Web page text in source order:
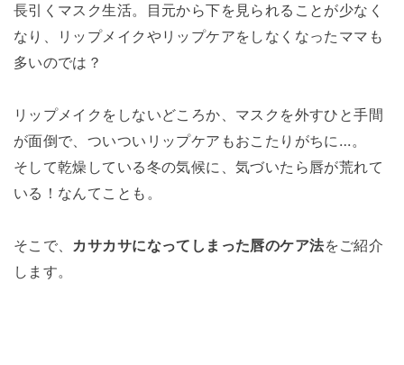
長引くマスク生活。目元から下を見られることが少なく
なり、リップメイクやリップケアをしなくなったママも
多いのでは？
リップメイクをしないどころか、マスクを外すひと手間
が面倒で、ついついリップケアもおこたりがちに…。
そして乾燥している冬の気候に、気づいたら唇が荒れて
いる！なんてことも。
そこで、 カサカサになってしまった唇のケア法をご紹介
します。